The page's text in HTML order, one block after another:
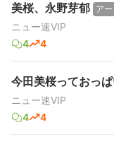
美桜、永野芽郁 ア
ニュー速VIP
4
4
今田美桜っておっ
ニュー速VIP
4
4